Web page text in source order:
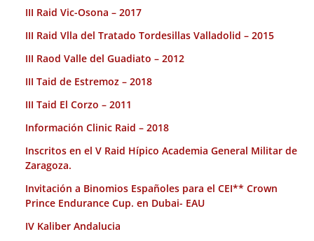
III Raid Vic-Osona – 2017
III Raid Vlla del Tratado Tordesillas Valladolid – 2015
III Raod Valle del Guadiato – 2012
III Taid de Estremoz – 2018
III Taid El Corzo – 2011
Información Clinic Raid – 2018
Inscritos en el V Raid Hípico Academia General Militar de
Zaragoza.
Invitación a Binomios Españoles para el CEI** Crown
Prince Endurance Cup. en Dubai- EAU
IV Kaliber Andalucia